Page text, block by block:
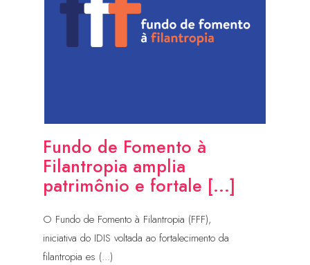
Fundo de Fomento à
Filantropia amplia
patrimônio e fortale [...]
O Fundo de Fomento à Filantropia (FFF),
iniciativa do IDIS voltada ao fortalecimento da
filantropia es (...)